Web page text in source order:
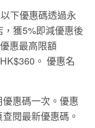
下優惠碼透過永
獲5%即減優惠後
惠最高限額
。 優惠名
惠碼一次。優惠
閱最新優惠碼。